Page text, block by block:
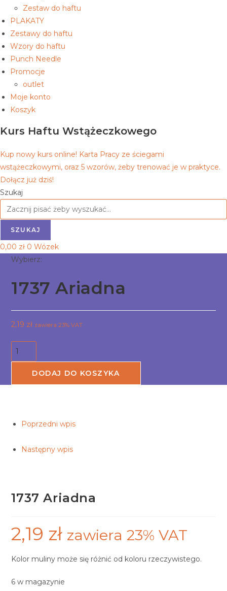
Zestaw do haftu
PLAKATY
Zestawy do haftu
Wzory do haftu
Punch Needle
Promocje
outlet
Moje konto
Koszyk
Kurs Haftu Wstążeczkowego
Kup nowy kurs online! Karta Pracy ze ściegami
wstążeczkowymi, oraz 5 wzorów, żeby trenować je w praktyce.
Dołącz już dziś!
Szukaj
SZUKAJ
0,00 zł 0 Wózek
Wybierz:
1737 Ariadna
2,19 zł zawiera 23% VAT
ilość
1737
AriadnaDODAJ DO KOSZYKA
Poprzedni wpis
Następny wpis
1737 Ariadna
2,19 zł zawiera 23% VAT
Kolor muliny może się różnić od koloru rzeczywistego.
6 w magazynie